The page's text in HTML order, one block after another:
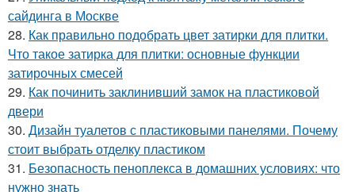
сайдинга в Москве
28. Как правильно подобрать цвет затирки для плитки.
Что такое затирка для плитки: основные функции
затирочных смесей
29. Как починить заклинивший замок на пластиковой
двери
30. Дизайн туалетов с пластиковыми панелями. Почему
стоит выбрать отделку пластиком
31. Безопасность пеноплекса в домашних условиях: что
нужно знать